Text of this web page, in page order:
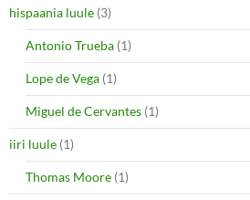
hispaania luule (3)
Antonio Trueba (1)
Lope de Vega (1)
Miguel de Cervantes (1)
iiri luule (1)
Thomas Moore (1)